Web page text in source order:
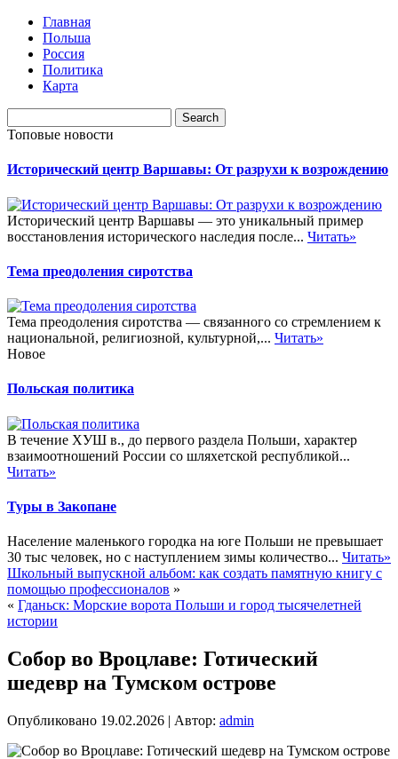
Главная
Польша
Россия
Политика
Карта
Топовые новости
Исторический центр Варшавы: От разрухи к возрождению
Исторический центр Варшавы — это уникальный пример
восстановления исторического наследия после... Читать»
Тема преодоления сиротства
Тема преодоления сиротства — связанного со стремлением к
национальной, религиозной, культурной,... Читать»
Новое
Польская политика
В течение ХУШ в., до первого раздела Польши, характер
взаимоотношений России со шляхетской республикой...
Читать»
Туры в Закопане
Население маленького городка на юге Польши не превышает
30 тыс человек, но с наступлением зимы количество... Читать»
Школьный выпускной альбом: как создать памятную книгу с
помощью профессионалов »
« Гданьск: Морские ворота Польши и город тысячелетней
истории
Собор во Вроцлаве: Готический
шедевр на Тумском острове
Опубликовано 19.02.2026 | Автор: admin